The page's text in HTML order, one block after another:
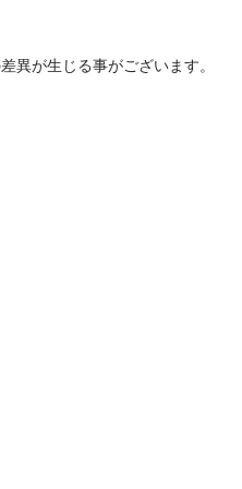
異が生じる事がございます。